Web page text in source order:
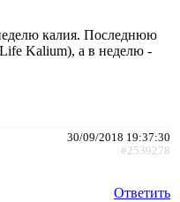
калия. Последнюю
Kalium), а в неделю -
30/09/2018 19:37:30
#2539278
Ответить